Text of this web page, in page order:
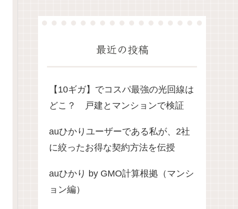
最近の投稿
【10ギガ】でコスパ最強の光回線は
どこ？ 戸建とマンションで検証
auひかりユーザーである私が、2社
に絞ったお得な契約方法を伝授
auひかり by GMO計算根拠（マンシ
ョン編）